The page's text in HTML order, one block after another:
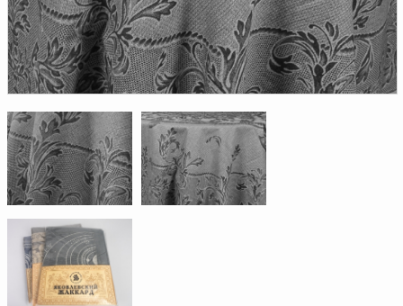
Доверенность на
получение груза
Документы по работе с
персональными данными
Письмо руководителю
Вопросы и ответы
Новости | Статьи